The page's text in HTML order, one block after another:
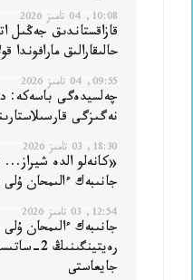
10:08, 04 تامىز 2026
قازاقستاندىق جەڭىل
حالىقارالىق مارافوندا
09:55, 04 تامىز 2026
چەلسيدەگى باسەكە:
نەگىزگى
18:30, 03 تامىز 2026
«كانەلو الدە
جانىبەك ءالىمحان
12:54, 03 تامىز 2026
جايعاستى